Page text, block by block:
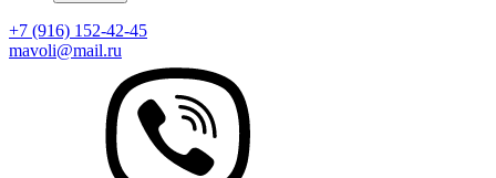
+7 (916) 152-42-45
mavoli@mail.ru